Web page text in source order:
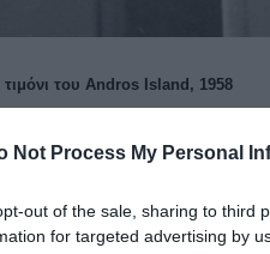
Not Process My Personal
out of the sale, sharing to third
for targeted advertising by
του Andros Island, 1958
μια αμμοθύελλα που μας
είχε κολλήσει
δε δούλευε από καιρό.
μέσα από κάτι